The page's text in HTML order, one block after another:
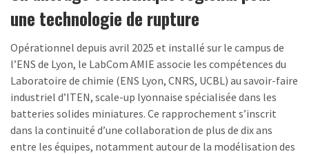
une technologie de rupture
Opérationnel depuis avril 2025 et installé sur le campus de
l’ENS de Lyon, le LabCom AMIE associe les compétences du
Laboratoire de chimie (ENS Lyon, CNRS, UCBL) au savoir-faire
industriel d’ITEN, scale-up lyonnaise spécialisée dans les
batteries solides miniatures. Ce rapprochement s’inscrit
dans la continuité d’une collaboration de plus de dix ans
entre les équipes, notamment autour de la modélisation des